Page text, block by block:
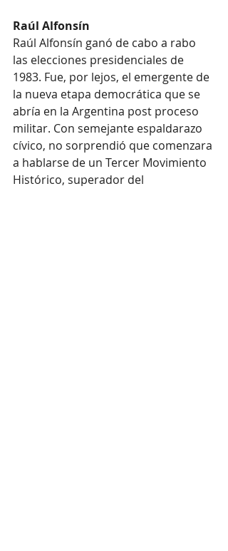
Raúl Alfonsín
Raúl Alfonsín ganó de cabo a rabo
las elecciones presidenciales de
1983. Fue, por lejos, el emergente de
la nueva etapa democrática que se
abría en la Argentina post proceso
militar. Con semejante espaldarazo
cívico, no sorprendió que comenzara
a hablarse de un Tercer Movimiento
Histórico, superador del